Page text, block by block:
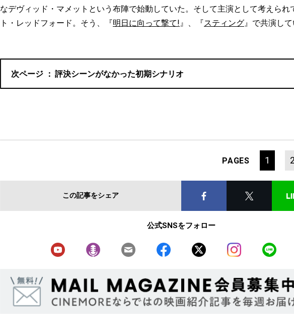
なデヴィッド・マメットという布陣で始動していた。そして主演として考えられ
ト・レッドフォード。そう、『明日に向って撃て!』、『スティング』で共演して
評決シーンがなかった初期シナリオ
PAGES 1 2
この記事をシェア
公式SNSをフォロー